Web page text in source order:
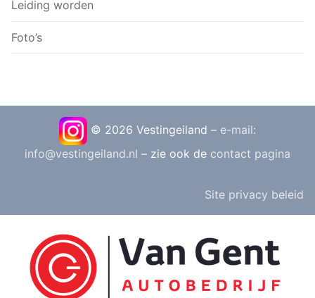
Leiding worden
Foto’s
© 2026 Vestingeiland – e-mail:
info@vestingeiland.nl – zie ook de contact pagina
Site privacy beleid